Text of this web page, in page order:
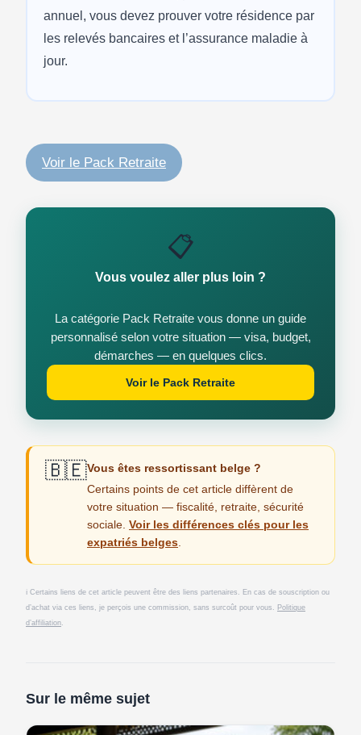
annuel, vous devez prouver votre résidence par
les relevés bancaires et l’assurance maladie à
jour.
Voir le Pack Retraite
📋
Vous voulez aller plus loin ?
La catégorie Pack Retraite vous donne un guide
personnalisé selon votre situation — visa, budget,
démarches — en quelques clics.
Voir le Pack Retraite
🇧🇪Vous êtes ressortissant belge ?
Certains points de cet article diffèrent de
votre situation — fiscalité, retraite, sécurité
sociale. Voir les différences clés pour les
expatriés belges
ℹ️ Certains liens de cet article peuvent être des liens partenaires. En cas de souscription ou
d’achat via ces liens, je perçois une commission, sans surcoût pour vous. Politique
d’affiliation
Sur le même sujet